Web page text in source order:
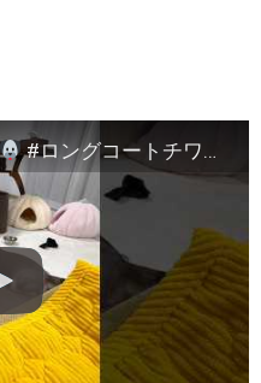
#ロングコートチワワ #チワワ #치와와 #癒し #chihuahua #चिहुआहुआ #50代夫婦